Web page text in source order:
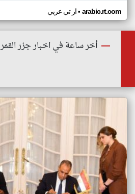
ار تي عربي• arabic.rt.com
أخر ساعة في اخبار جزر القمر